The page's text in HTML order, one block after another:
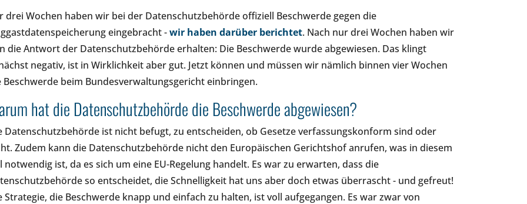
drei Wochen haben wir bei der Datenschutzbehörde offiziell Beschwerde gegen die
eingebracht -wir haben darüber berichtet. Nach nur drei Wochen haben wir
die Antwort der Datenschutzbehörde erhalten: Die Beschwerde wurde abgewiesen. Das klingt
negativ, ist in Wirklichkeit aber gut. Jetzt können und müssen wir nämlich binnen vier Wochen
Beschwerde beim Bundesverwaltungsgericht einbringen.
hat die Datenschutzbehörde die Beschwerde abgewiesen?
Datenschutzbehörde ist nicht befugt, zu entscheiden, ob Gesetze verfassungskonform sind oder
Zudem kann die Datenschutzbehörde nicht den Europäischen Gerichtshof anrufen, was in diesem
notwendig ist, da es sich um eine EU-Regelung handelt. Es war zu erwarten, dass die
so entscheidet, die Schnelligkeit hat uns aber doch etwas überrascht - und gefreut!
Strategie, die Beschwerde knapp und einfach zu halten, ist voll aufgegangen. Es war zwar von